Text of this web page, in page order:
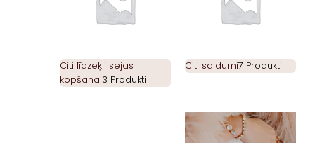
Citi līdzeķli sejas
kopšanai3 Produkti
Citi saldumi7 Produkti